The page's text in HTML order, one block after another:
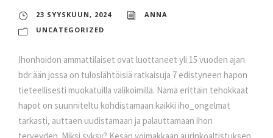
23 SYYSKUUN, 2024
ANNA
UNCATEGORIZED
Ihonhoidon ammattilaiset ovat luottaneet yli 15 vuoden ajan
bdr:ään jossa on tuloslähtöisiä ratkaisuja 7 edistyneen hapon
tieteellisesti muokatuilla valikoimilla. Nämä erittäin tehokkaat
hapot on suunniteltu kohdistamaan kaikki iho_ongelmat
tarkasti, auttaen uudistamaan ja palauttamaan ihon